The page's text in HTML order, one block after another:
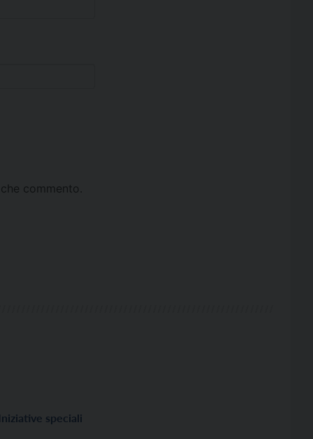
commento.
Iniziative speciali